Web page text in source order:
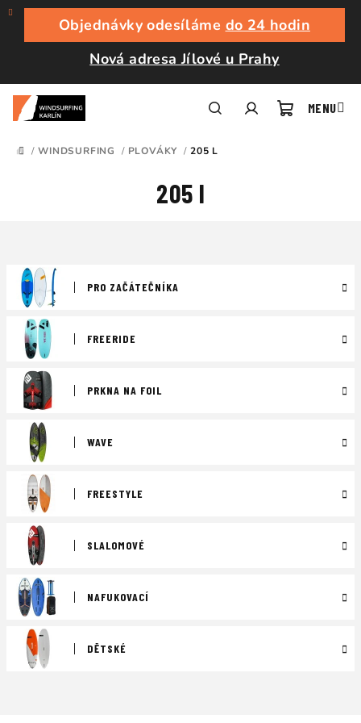
Přejít
obsah
Objednávky odesíláme do 24 hodin
Nová adresa Jílové u Prahy
DOMŮ
/ WINDSURFING / PLOVÁKY / 205 L
205 l
PRO ZAČÁTEČNÍKA
FREERIDE
PRKNA NA FOIL
WAVE
FREESTYLE
SLALOMOVÉ
NAFUKOVACÍ
DĚTSKÉ